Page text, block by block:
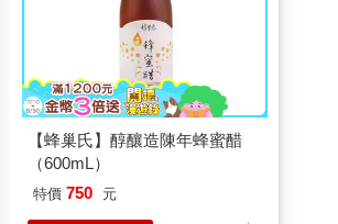
【蜂巢氏】醇釀造陳年蜂蜜醋
（600mL）
特價 750 元